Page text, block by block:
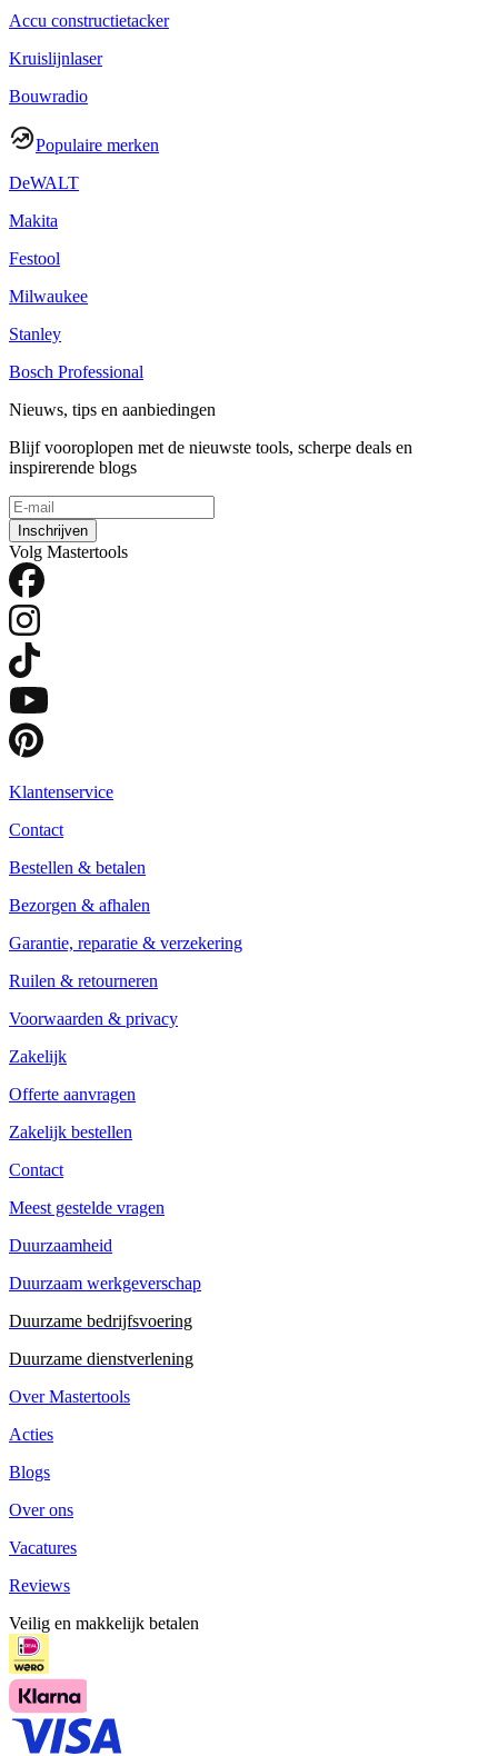
Accu constructietacker
Kruislijnlaser
Bouwradio
Populaire merken
DeWALT
Makita
Festool
Milwaukee
Stanley
Bosch Professional
Nieuws, tips en aanbiedingen
Blijf vooroplopen met de nieuwste tools, scherpe deals en
inspirerende blogs
Inschrijven
Volg Mastertools
Klantenservice
Contact
Bestellen & betalen
Bezorgen & afhalen
Garantie, reparatie & verzekering
Ruilen & retourneren
Voorwaarden & privacy
Zakelijk
Offerte aanvragen
Zakelijk bestellen
Contact
Meest gestelde vragen
Duurzaamheid
Duurzaam werkgeverschap
Duurzame bedrijfsvoering
Duurzame dienstverlening
Over Mastertools
Acties
Blogs
Over ons
Vacatures
Reviews
Veilig en makkelijk betalen